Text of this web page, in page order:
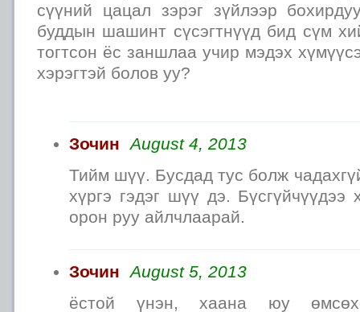
сүүний цацал зэрэг зүйлээр
буддын шашинт сүсэгтнүүд бид сүм
тогтсон ёс заншлаа учир мэдэх
хэрэгтэй болов уу?
Зочин
August 4, 2013
Тийм шүү. Бусдад тус болж
хүргэ гэдэг шүү дэ.
орон руу айлчлаарай.
Зочин
August 5, 2013
ёстой үнэн, хаана юу